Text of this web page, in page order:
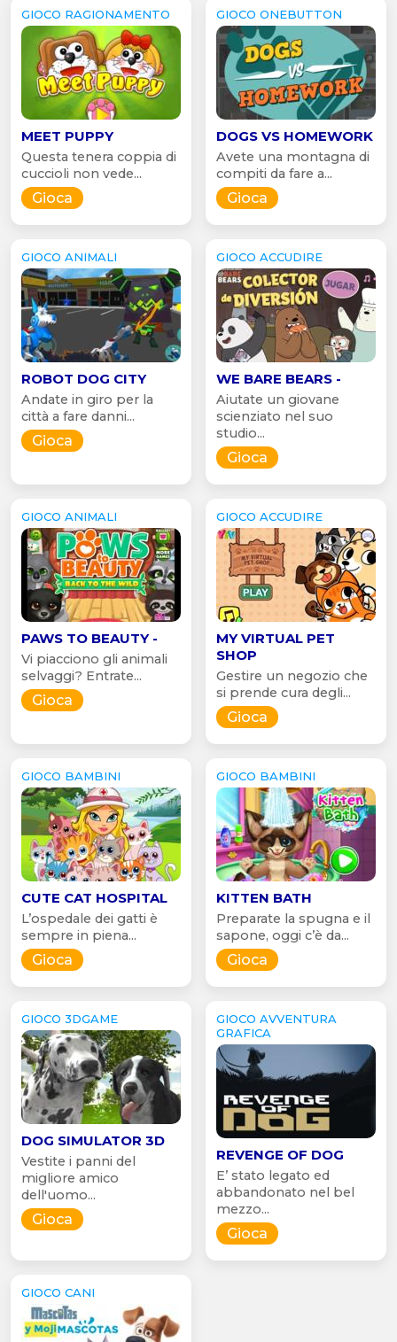
GIOCO RAGIONAMENTO
MEET PUPPY
Questa tenera coppia di
cuccioli non vede...
Gioca
GIOCO ONEBUTTON
DOGS VS HOMEWORK
Avete una montagna di
compiti da fare a...
Gioca
GIOCO ANIMALI
ROBOT DOG CITY
Andate in giro per la
città a fare danni...
Gioca
GIOCO ACCUDIRE
WE BARE BEARS -
Aiutate un giovane
scienziato nel suo
studio...
Gioca
GIOCO ANIMALI
PAWS TO BEAUTY -
Vi piacciono gli animali
selvaggi? Entrate...
Gioca
GIOCO ACCUDIRE
MY VIRTUAL PET
SHOP
Gestire un negozio che
si prende cura degli...
Gioca
GIOCO BAMBINI
CUTE CAT HOSPITAL
L’ospedale dei gatti è
sempre in piena...
Gioca
GIOCO BAMBINI
KITTEN BATH
Preparate la spugna e il
sapone, oggi c’è da...
Gioca
GIOCO 3DGAME
DOG SIMULATOR 3D
Vestite i panni del
migliore amico
dell'uomo...
Gioca
GIOCO AVVENTURA
GRAFICA
REVENGE OF DOG
E’ stato legato ed
abbandonato nel bel
mezzo...
Gioca
GIOCO CANI